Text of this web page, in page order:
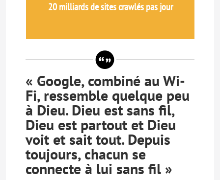
20 milliards de sites crawlés pas jour
« Google, combiné au Wi-
Fi, ressemble quelque peu
à Dieu. Dieu est sans fil,
Dieu est partout et Dieu
voit et sait tout. Depuis
toujours, chacun se
connecte à lui sans fil »